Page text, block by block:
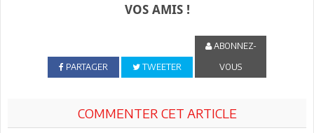
VOS AMIS !
PARTAGER TWEETER
ABONNEZ-
VOUS
COMMENTER CET ARTICLE